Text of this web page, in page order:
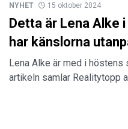
NYHET 15 oktober 2024
Detta är Lena Alke
har känslorna
Lena Alke är med i höstens
artikeln samlar Realitytopp